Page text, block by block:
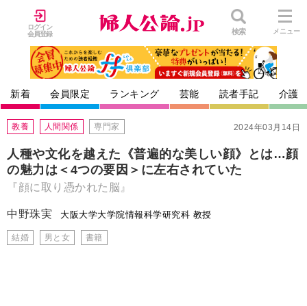
ログイン
会員登録
検索 メニュー
新着 会員限定 ランキング 芸能 読者手記 介護
2024年03月14日
教養 人間関係 専門家
人種や文化を越えた《普遍的な美しい顔》とは…顔
の魅力は＜4つの要因＞に左右されていた
『顔に取り憑かれた脳』
中野珠実 大阪大学大学院情報科学研究科 教授
結婚 男と女 書籍